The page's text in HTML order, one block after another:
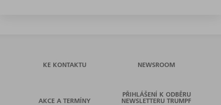
KE KONTAKTU NEWSROOM
AKCE A TERMÍNY
PŘIHLÁŠENÍ K ODBĚRU
NEWSLETTERU TRUMPF